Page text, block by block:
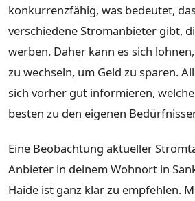
konkurrenzfähig, was bedeutet,
verschiedene Stromanbieter gibt,
werben. Daher kann es sich
zu wechseln, um Geld zu sparen.
sich vorher gut informieren,
besten zu den eigenen
Eine Beobachtung aktueller
Anbieter in deinem Wohnort in
Haide ist ganz klar zu empfehlen.